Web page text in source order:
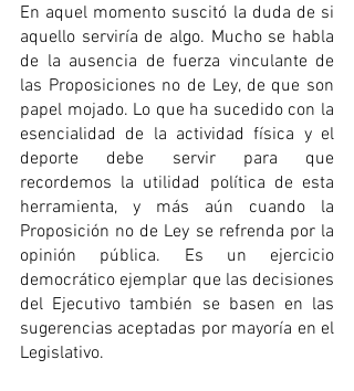
En aquel momento suscitó la duda de si
aquello serviría de algo. Mucho se habla
de la ausencia de fuerza vinculante de
las Proposiciones no de Ley, de que son
papel mojado. Lo que ha sucedido con la
esencialidad de la actividad física y el
deporte debe servir para que
recordemos la utilidad política de esta
herramienta, y más aún cuando la
Proposición no de Ley se refrenda por la
opinión pública. Es un ejercicio
democrático ejemplar que las decisiones
del Ejecutivo también se basen en las
sugerencias aceptadas por mayoría en el
Legislativo.